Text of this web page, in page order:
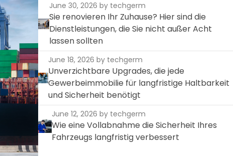
June 30, 2026 by techgerm
Sie renovieren Ihr Zuhause? Hier sind die
Dienstleistungen, die Sie nicht außer Acht
lassen sollten
June 18, 2026 by techgerm
Unverzichtbare Upgrades, die jede
Gewerbeimmobilie für langfristige Haltbarkeit
und Sicherheit benötigt
June 12, 2026by techgerm
Wie eine Vollabnahme die Sicherheit Ihres
Fahrzeugs langfristig verbessert